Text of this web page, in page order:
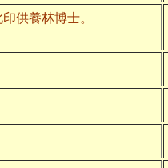
供養林博士。